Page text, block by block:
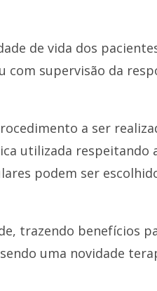
de vida dos
com supervisão da
a ser
utilizada respeitando
podem ser
trazendo benefícios
uma novidade